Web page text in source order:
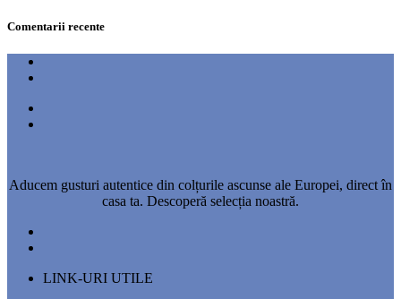
Comentarii recente
Aducem gusturi autentice din colțurile ascunse ale Europei, direct în
casa ta. Descoperă selecția noastră.
LINK-URI UTILE